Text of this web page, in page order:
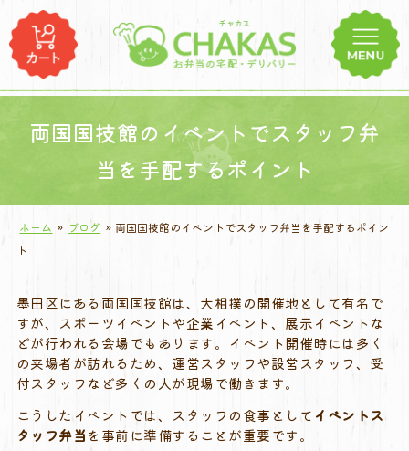
ン
テ
ツ
両国国技館のイベントでスタッフ弁
当を手配するポイント
ホーム » ブログ » 両国国技館のイベントでスタッフ弁当を手配するポイン
ト
墨田区にある両国国技館は、大相撲の開催地として有名で
すが、スポーツイベントや企業イベント、展示イベントな
どが行われる会場でもあります。イベント開催時には多く
の来場者が訪れるため、運営スタッフや設営スタッフ、受
付スタッフなど多くの人が現場で働きます。
こうしたイベントでは、スタッフの食事として イベントス
タッフ弁当を事前に準備することが重要です。